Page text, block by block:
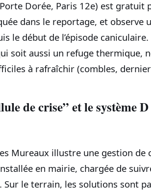
Dorée, Paris 12e) est gratuit
dans le reportage, et observe
le début de l’épisode caniculaire.
soit aussi un refuge thermique,
à rafraîchir (combles,
de crise” et le système
Mureaux illustre une gestion
en mairie, chargée de
Sur le terrain, les solutions sont